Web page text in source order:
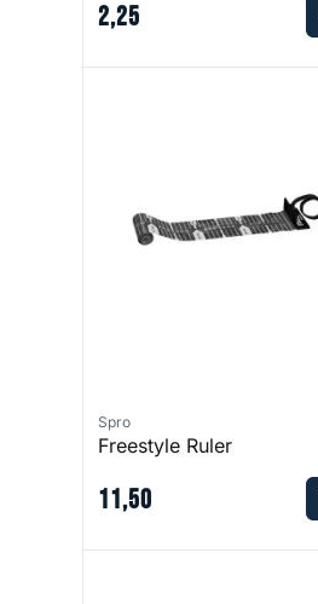
2,25
Spro
Freestyle Ruler
11,50